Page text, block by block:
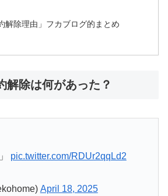
解除理由」フカブログ的まとめ
解除は何があった？
pic.twitter.com/RDUr2qqLd2
April 18, 2025